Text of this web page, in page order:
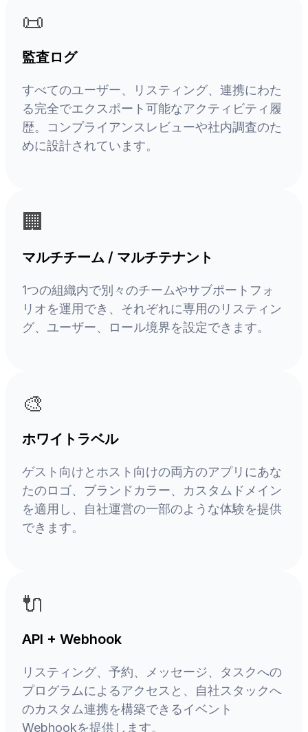
📜
監査ログ
すべてのユーザー、リスティング、連携にわた
る完全でエクスポート可能なアクティビティ履
歴。コンプライアンスレビューや社内調査のた
めに設計されています。
🏢
マルチチーム / マルチテナント
1つの組織内で別々のチームやサブポートフォ
リオを運用でき、それぞれに専用のリスティン
グ、ユーザー、ロール境界を設定できます。
🎨
ホワイトラベル
ゲスト向けとホスト向けの両方のアプリにあな
たのロゴ、ブランドカラー、カスタムドメイン
を適用し、自社運営の一部のような体験を提供
できます。
🔌
API + Webhook
リスティング、予約、メッセージ、タスクへの
プログラムによるアクセスと、自社スタックへ
のカスタム連携を構築できるイベント
Webhookを提供します。